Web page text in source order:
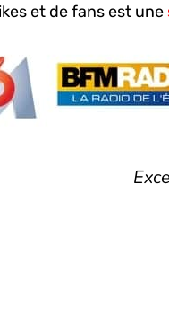
et de fans est une